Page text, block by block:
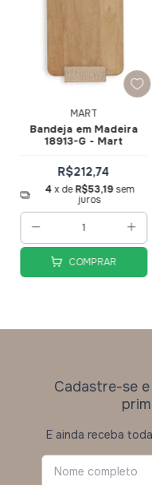
MART
Bandeja em Madeira
18913-G - Mart
R$212,74
4 x deR$53,19 sem
juros
COMPRAR
Cadastre-se
E ainda receba